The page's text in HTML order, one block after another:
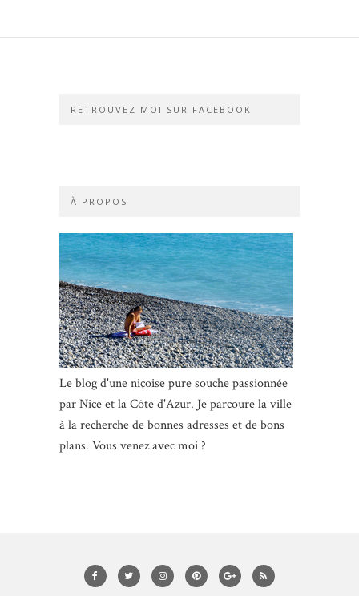
RETROUVEZ MOI SUR FACEBOOK
À PROPOS
Le blog d'une niçoise pure souche passionnée
par Nice et la Côte d'Azur. Je parcoure la ville
à la recherche de bonnes adresses et de bons
plans. Vous venez avec moi ?